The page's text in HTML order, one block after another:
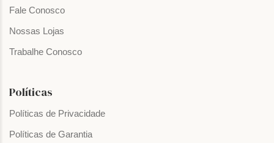
Fale Conosco
Nossas Lojas
Trabalhe Conosco
Políticas
Políticas de Privacidade
Políticas de Garantia